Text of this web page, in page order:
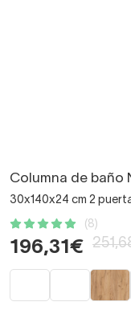
Columna de baño
30x140x24 cm 2
(8)
196,31€